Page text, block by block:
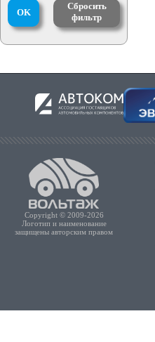
OK
Сбросить
фильтр
Copyright © 2009-2026
Логотип и наименование
защищены авторским правом